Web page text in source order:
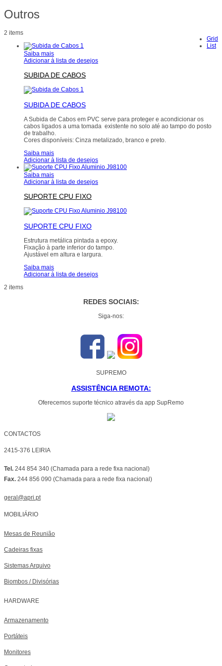
Outros
Grid
List
2 items
Saiba mais
Adicionar à lista de desejos
SUBIDA DE CABOS
SUBIDA DE CABOS
A Subida de Cabos em PVC serve para proteger e acondicionar os
cabos ligados a uma tomada existente no solo até ao tampo do posto
de trabalho.
Cores disponíveis: Cinza metalizado, branco e preto.
Saiba mais
Adicionar à lista de desejos
Saiba mais
Adicionar à lista de desejos
SUPORTE CPU FIXO
SUPORTE CPU FIXO
Estrutura metálica pintada a epoxy.
Fixação à parte inferior do tampo.
Ajustável em altura e largura.
Saiba mais
Adicionar à lista de desejos
2 items
REDES SOCIAIS:
Siga-nos:
SUPREMO
ASSISTÊNCIA REMOTA:
Oferecemos suporte técnico através da app SupRemo
CONTACTOS
2415-376 LEIRIA
Tel. 244 854 340 (Chamada para a rede fixa nacional)
Fax. 244 856 090 (Chamada para a rede fixa nacional)
geral@apri.pt
MOBILIÁRIO
Mesas de Reunião
Cadeiras fixas
Sistemas Arquivo
Biombos / Divisórias
HARDWARE
Armazenamento
Portáteis
Monitores